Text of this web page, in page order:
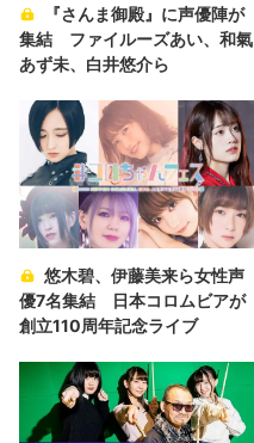
『さんま御殿』に声優陣が
集結 ファイルーズあい、和氣
あず未、白井悠介ら
悠木碧、伊藤美来ら女性声
優7名集結 日本コロムビアが
創立110周年記念ライブ